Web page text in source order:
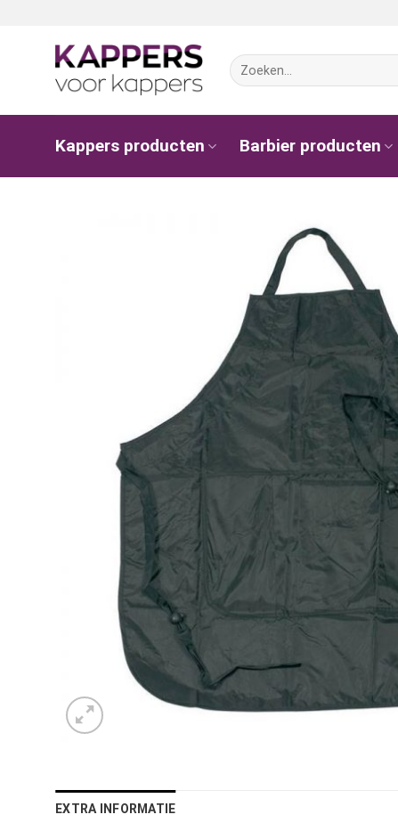
Zoeken
naar:
Kappers producten Barbier producten
EXTRA INFORMATIE